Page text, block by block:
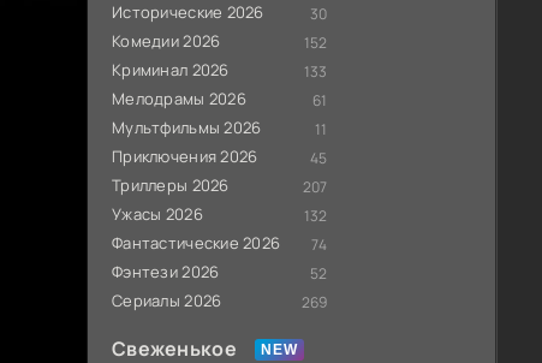
Исторические 2026 30
Комедии 2026 152
Криминал 2026 133
Мелодрамы 2026 61
Мультфильмы 2026 11
Приключения 2026 45
Триллеры 2026 207
Ужасы 2026 132
Фантастические 2026 74
Фэнтези 2026 52
Сериалы 2026 269
Свеженькое